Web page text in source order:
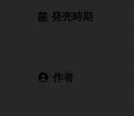
発売時期
作者